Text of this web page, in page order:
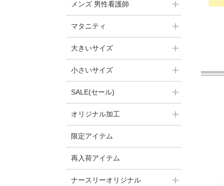
メンズ 男性看護師
マタニティ
大きいサイズ
小さいサイズ
SALE(セール)
オリジナル加工
限定アイテム
再入荷アイテム
ナースリーオリジナル